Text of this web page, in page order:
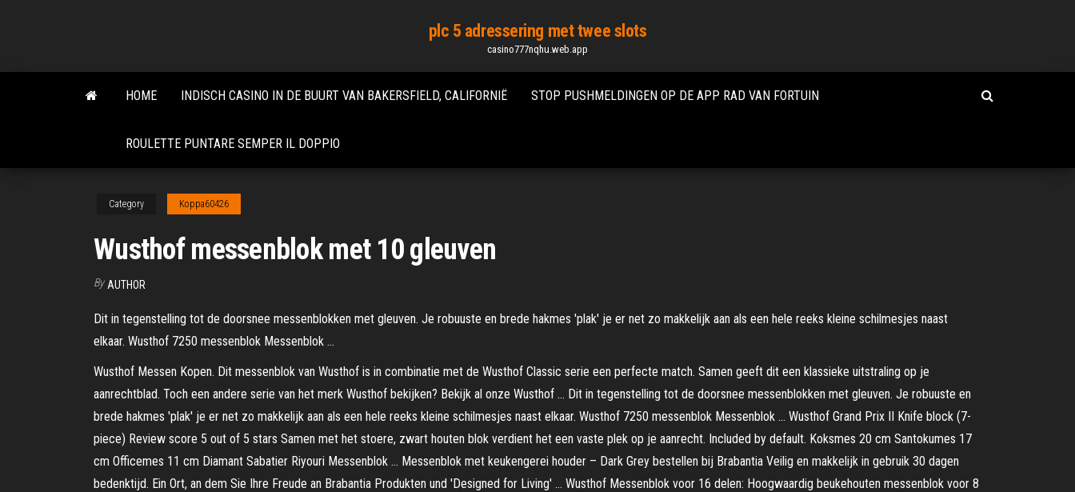
content
plc 5 adressering met twee slots
casino777nqhu.web.app
HOME INDISCH CASINO IN DE BUURT VAN BAKERSFIELD, CALIFORNIË STOP PUSHMELDINGEN OP DE APP RAD VAN FORTUIN
ROULETTE PUNTARE SEMPER IL DOPPIO
Category Koppa60426
Wusthof messenblok met 10 gleuven
By AUTHOR
Dit in tegenstelling tot de doorsnee messenblokken met gleuven. Je robuuste en brede hakmes 'plak' je er net zo makkelijk aan als een hele reeks kleine schilmesjes naast
elkaar. Wusthof 7250 messenblok Messenblok …
Wusthof Messen Kopen. Dit messenblok van Wusthof is in combinatie met de Wusthof Classic serie een perfecte match. Samen geeft dit een klassieke uitstraling op je
aanrechtblad. Toch een andere serie van het merk Wusthof bekijken? Bekijk al onze Wusthof … Dit in tegenstelling tot de doorsnee messenblokken met gleuven. Je robuuste en
brede hakmes 'plak' je er net zo makkelijk aan als een hele reeks kleine schilmesjes naast elkaar. Wusthof 7250 messenblok Messenblok … Wusthof Grand Prix II Knife block (7-
piece) Review score 5 out of 5 stars Samen met het stoere, zwart houten blok verdient het een vaste plek op je aanrecht. Included by default. Koksmes 20 cm Santokumes 17
cm Officemes 11 cm Diamant Sabatier Riyouri Messenblok … Messenblok met keukengerei houder – Dark Grey bestellen bij Brabantia Veilig en makkelijk in gebruik 30 dagen
bedenktijd. Ein Ort, an dem Sie Ihre Freude an Brabantia Produkten und 'Designed for Living' … Wusthof Messenblok voor 16 delen: Hoogwaardig beukehouten messenblok voor 8